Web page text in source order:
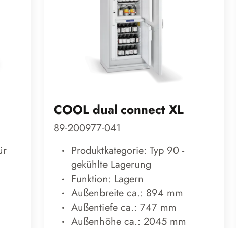
COOL dual connect XL
89-200977-041
Produktkategorie: Typ 90 -
gekühlte Lagerung
Funktion: Lagern
Außenbreite ca.: 894 mm
Außentiefe ca.: 747 mm
Außenhöhe ca.: 2045 mm